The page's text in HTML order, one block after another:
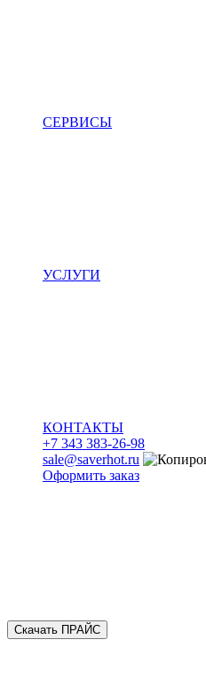
СЕРВИСЫ
УСЛУГИ
КОНТАКТЫ
+7 343 383-26-98
sale@saverhot.ru
Оформить заказ
Скачать ПРАЙС